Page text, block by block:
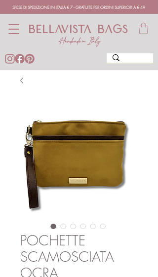
SPESE DI SPEDIZIONE IN ITALIA € 7 - GRATUITE PER ORDINI SUPERIORI A € 49
BELLAVISTA BAGS
Handmade in Italy
POCHETTE
SCAMOSCIATA
OCRA